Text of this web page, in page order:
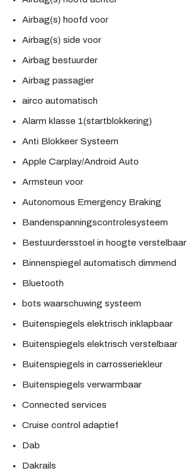
Airbag(s) hoofd voor
Airbag(s) side voor
Airbag bestuurder
Airbag passagier
airco automatisch
Alarm klasse 1(startblokkering)
Anti Blokkeer Systeem
Apple Carplay/Android Auto
Armsteun voor
Autonomous Emergency Braking
Bandenspanningscontrolesysteem
Bestuurdersstoel in hoogte verstelbaar
Binnenspiegel automatisch dimmend
Bluetooth
bots waarschuwing systeem
Buitenspiegels elektrisch inklapbaar
Buitenspiegels elektrisch verstelbaar
Buitenspiegels in carrosseriekleur
Buitenspiegels verwarmbaar
Connected services
Cruise control adaptief
Dab
Dakrails